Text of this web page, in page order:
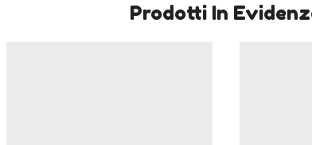
Prodotti In